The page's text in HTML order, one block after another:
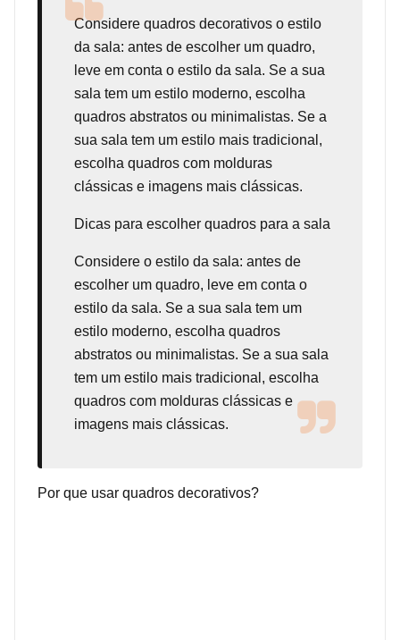
Considere quadros decorativos o estilo
da sala: antes de escolher um quadro,
leve em conta o estilo da sala. Se a sua
sala tem um estilo moderno, escolha
quadros abstratos ou minimalistas. Se a
sua sala tem um estilo mais tradicional,
escolha quadros com molduras
clássicas e imagens mais clássicas.
Dicas para escolher quadros para a sala
Considere o estilo da sala: antes de
escolher um quadro, leve em conta o
estilo da sala. Se a sua sala tem um
estilo moderno, escolha quadros
abstratos ou minimalistas. Se a sua sala
tem um estilo mais tradicional, escolha
quadros com molduras clássicas e
imagens mais clássicas.
Por que usar quadros decorativos?